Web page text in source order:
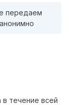
передаем
течение всей